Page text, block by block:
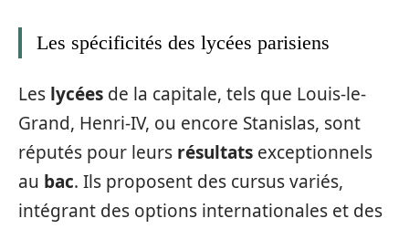
Les spécificités des lycées parisiens
Les lycées de la capitale, tels que Louis-le-
Grand, Henri-IV, ou encore Stanislas, sont
réputés pour leurs résultats exceptionnels
au bac. Ils proposent des cursus variés,
intégrant des options internationales et des